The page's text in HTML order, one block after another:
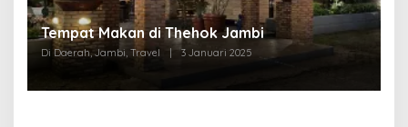
Tempat Makan di Thehok Jambi
Di Daerah, Jambi, Travel 3 Januari 2025